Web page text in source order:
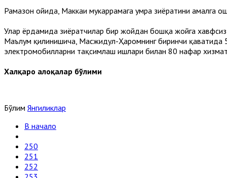
Рамазон ойида, Маккаи мукаррамага умра зиёратини амалга
Улар ёрдамида зиёратчилар бир жойдан бошқа жойга
Маълум қилинишича, Масжидул-Ҳаромнинг биринчи қаватида
электромобилларни тақсимлаш ишлари билан 80 нафар
Халқаро алоқалар бўлими
Бўлим Янгиликлар
В начало
250
251
252